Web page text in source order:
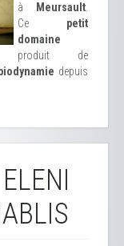
à
Meursault
Ce petit
domaine
produit de
biodynamie depuis